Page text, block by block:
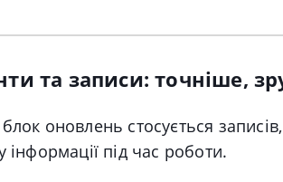
та записи: точніше,
оновлень стосується записів,
інформації під час роботи.